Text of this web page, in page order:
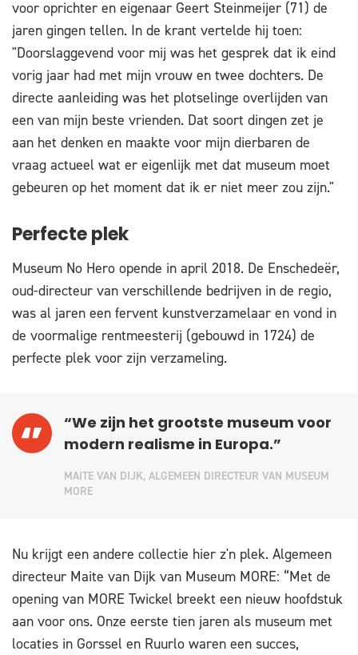
voor oprichter en eigenaar Geert Steinmeijer (71) de
jaren gingen tellen. In de krant vertelde hij toen:
"Doorslaggevend voor mij was het gesprek dat ik eind
vorig jaar had met mijn vrouw en twee dochters. De
directe aanleiding was het plotselinge overlijden van
een van mijn beste vrienden. Dat soort dingen zet je
aan het denken en maakte voor mijn dierbaren de
vraag actueel wat er eigenlijk met dat museum moet
gebeuren op het moment dat ik er niet meer zou zijn."
Perfecte plek
Museum No Hero opende in april 2018. De Enschedeër,
oud-directeur van verschillende bedrijven in de regio,
was al jaren een fervent kunstverzamelaar en vond in
de voormalige rentmeesterij (gebouwd in 1724) de
perfecte plek voor zijn verzameling.
“We zijn het grootste museum voor
modern realisme in Europa.”
MAITE VAN DIJK, ALGEMEEN DIRECTEUR VAN MUSEUM
MORE
Nu krijgt een andere collectie hier z'n plek. Algemeen
directeur Maite van Dijk van Museum MORE: “Met de
opening van MORE Twickel breekt een nieuw hoofdstuk
aan voor ons. Onze eerste tien jaren als museum met
locaties in Gorssel en Ruurlo waren een succes,